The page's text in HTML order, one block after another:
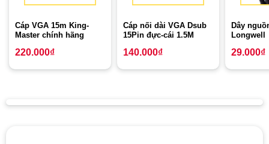
Cáp VGA 15m King-
Master chính hãng
220.000₫
Cáp nối dài VGA Dsub
15Pin đực-cái 1.5M
140.000₫
Dây
Longwell
29.000₫